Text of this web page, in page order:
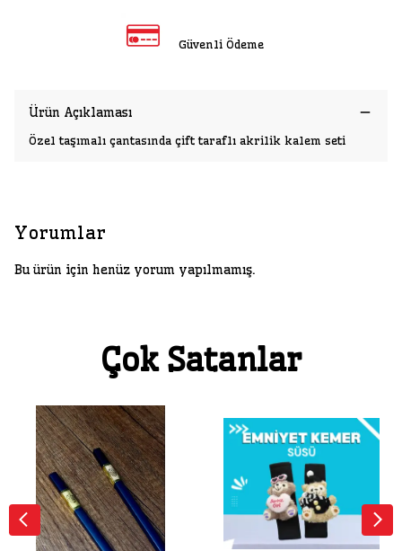
Güvenli Ödeme
Ürün Açıklaması
Özel taşımalı çantasında çift taraflı akrilik kalem seti
Yorumlar
Bu ürün için henüz yorum yapılmamış.
Çok Satanlar